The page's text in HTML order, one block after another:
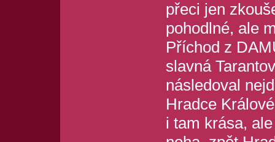
přeci jen
pohodlné, ale
Příchod z
slavná
následoval
Hradce
i tam krása,